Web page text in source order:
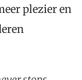
plezier en